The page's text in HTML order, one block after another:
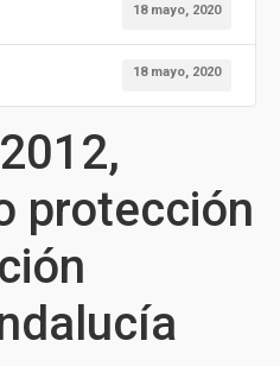
18 mayo, 2020
18 mayo, 2020
protección